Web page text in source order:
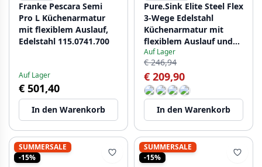
Franke Pescara Semi
Pro L Küchenarmatur
mit flexiblem Auslauf,
Edelstahl 115.0741.700
Auf Lager
€ 501,40
In den Warenkorb
Pure.Sink Elite Steel Flex
3-Wege Edelstahl
Küchenarmatur mit
flexiblem Auslauf und
gefiltertem Wasser
PS8110-02
Auf Lager
€ 246,94
€ 209,90
In den Warenkorb
SUMMERSALE
-15%
SUMMERSALE
-15%